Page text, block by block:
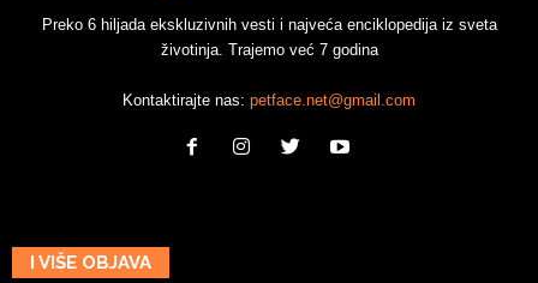
Preko 6 hiljada ekskluzivnih vesti i najveća enciklopedija iz sveta
životinja. Trajemo već 7 godina
Kontaktirajte nas: petface.net@gmail.com
I VIŠE OBJAVA